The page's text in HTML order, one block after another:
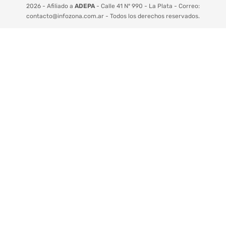
2026 - Afiliado a ADEPA - Calle 41 Nº 990 - La Plata - Correo:
contacto@infozona.com.ar - Todos los derechos reservados.